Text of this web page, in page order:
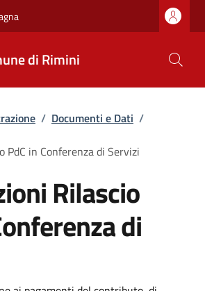
di Rimini
pane
/ Documenti e Dati /
PdC in Conferenza di Servizi
Rilascio
di